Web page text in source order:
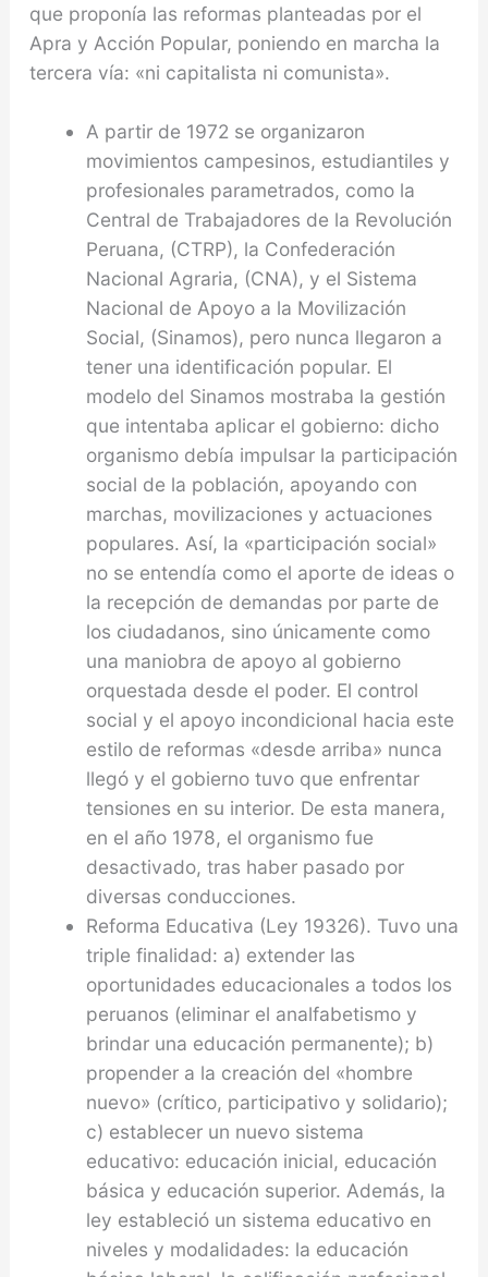
que proponía las reformas planteadas por el
Apra y Acción Popular, poniendo en marcha la
tercera vía: «ni capitalista ni comunista».
A partir de 1972 se organizaron
movimientos campesinos, estudiantiles y
profesionales parametrados, como la
Central de Trabajadores de la Revolución
Peruana, (CTRP), la Confederación
Nacional Agraria, (CNA), y el Sistema
Nacional de Apoyo a la Movilización
Social, (Sinamos), pero nunca llegaron a
tener una identificación popular. El
modelo del Sinamos mostraba la gestión
que intentaba aplicar el gobierno: dicho
organismo debía impulsar la participación
social de la población, apoyando con
marchas, movilizaciones y actuaciones
populares. Así, la «participación social»
no se entendía como el aporte de ideas o
la recepción de demandas por parte de
los ciudadanos, sino únicamente como
una maniobra de apoyo al gobierno
orquestada desde el poder. El control
social y el apoyo incondicional hacia este
estilo de reformas «desde arriba» nunca
llegó y el gobierno tuvo que enfrentar
tensiones en su interior. De esta manera,
en el año 1978, el organismo fue
desactivado, tras haber pasado por
diversas conducciones.
Reforma Educativa (Ley 19326). Tuvo una
triple finalidad: a) extender las
oportunidades educacionales a todos los
peruanos (eliminar el analfabetismo y
brindar una educación permanente); b)
propender a la creación del «hombre
nuevo» (crítico, participativo y solidario);
c) establecer un nuevo sistema
educativo: educación inicial, educación
básica y educación superior. Además, la
ley estableció un sistema educativo en
niveles y modalidades: la educación